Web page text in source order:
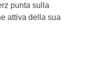
punta sulla
attiva della sua